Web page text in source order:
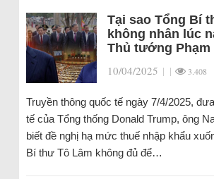
Tại sao Tổng Bí
không nhân lúc
Thủ tướng Phạm
10/04/2025 | | 3.408
Truyền thông quốc tế ngày 7/4/2025,
tế của Tổng thống Donald Trump, ông
biết đề nghị hạ mức thuế nhập khẩu
Bí thư Tô Lâm không đủ để…